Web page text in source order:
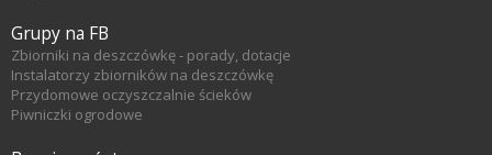
Grupy na FB
Zbiorniki na deszczówkę - porady, dotacje
Instalatorzy zbiorników na deszczówkę
Przydomowe oczyszczalnie ścieków
Piwniczki ogrodowe